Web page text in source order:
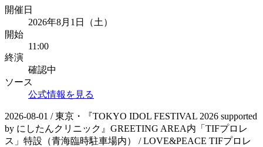
開催日
2026年8月1日（土）
開始
11:00
終演
確認中
ソース
公式情報を見る
2026-08-01 / 東京・『TOKYO IDOL FESTIVAL 2026 supported
by にしたんクリニック』GREETING AREA内「TIFプロレ
ス」特設（青海臨時駐車場内） / LOVE&PEACE TIFプロレ